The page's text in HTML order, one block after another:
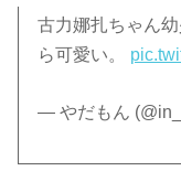
古力娜扎ちゃん
ら可愛い。
— やだもん